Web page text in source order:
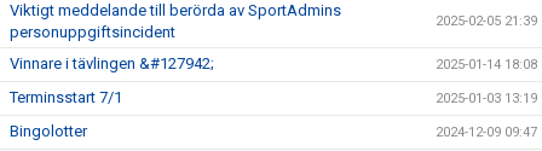
Viktigt meddelande till berörda av SportAdmins
personuppgiftsincident
2025-02-05 21:39
Vinnare i tävlingen &#127942; 2025-01-14 18:08
Terminsstart 7/1 2025-01-03 13:19
Bingolotter 2024-12-09 09:47